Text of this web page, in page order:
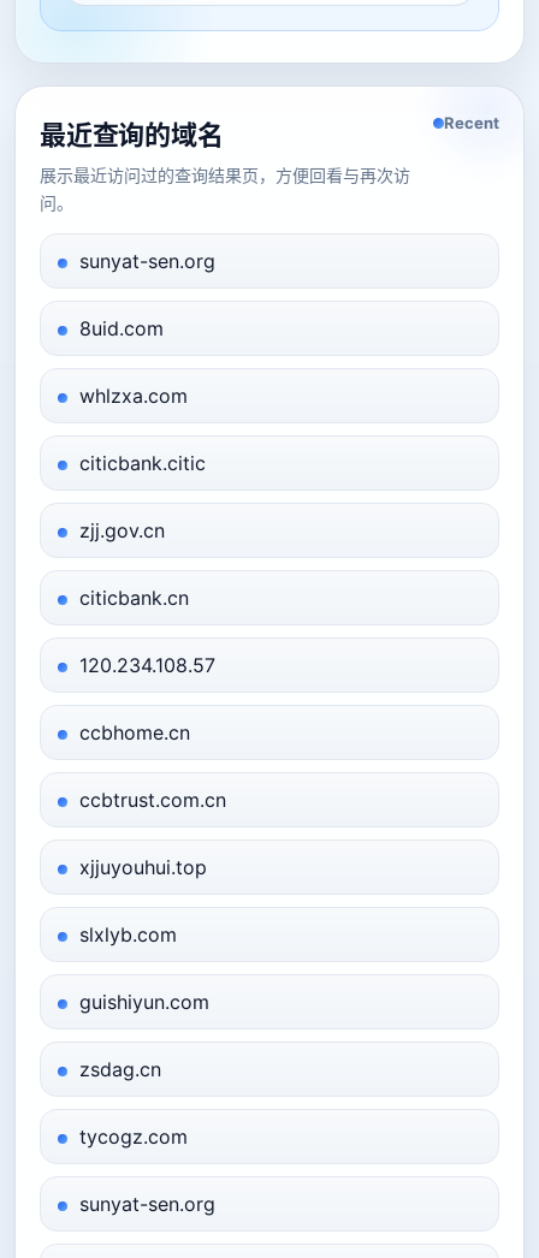
最近查询的域名
展示最近访问过的查询结果页，方便回看与再次访
问。
Recent
sunyat-sen.org
8uid.com
whlzxa.com
citicbank.citic
zjj.gov.cn
citicbank.cn
120.234.108.57
ccbhome.cn
ccbtrust.com.cn
xjjuyouhui.top
slxlyb.com
guishiyun.com
zsdag.cn
tycogz.com
sunyat-sen.org